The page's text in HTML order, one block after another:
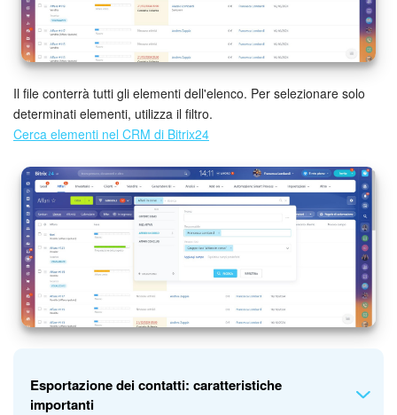
INIZIA GRATIS
ACCEDI
Il file conterrà tutti gli elementi dell'elenco. Per selezionare solo
determinati elementi, utilizza il filtro.
Cerca elementi nel CRM di Bitrix24
Esportazione dei contatti: caratteristiche
importanti